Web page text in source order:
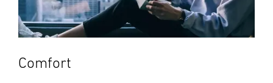
Comfort